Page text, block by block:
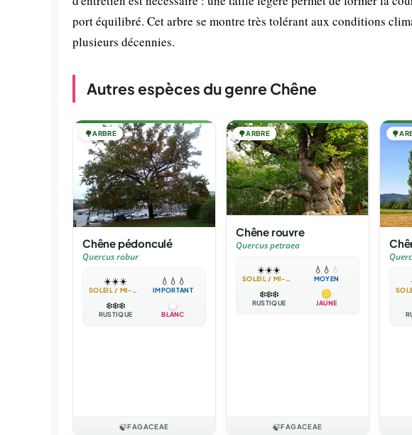
port équilibré. Cet arbre se montre très tolérant aux conditions
plusieurs décennies.
Autres espèces du genre Chêne
🌳ARBRE
Chêne pédonculé
Quercus robur
☀️☀️☀️
SOLEIL / MI-OMBRE
💧 💧 💧
IMPORTANT
❄️❄️❄️
RUSTIQUE BLANC
🍃FAGACEAE
🌳ARBRE
Chêne rouvre
Quercus petraea
☀️☀️☀️
SOLEIL / MI-OMBRE
💧 💧 💧
MOYEN
❄️❄️❄️
RUSTIQUE JAUNE
🍃FAGACEAE
🌳